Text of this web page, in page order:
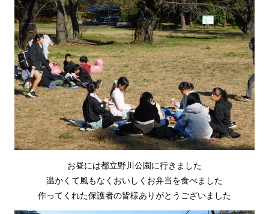
お昼には都立野川公園に行きました
温かくて風もなくおいしくお弁当を食べました
作ってくれた保護者の皆様ありがとうございました